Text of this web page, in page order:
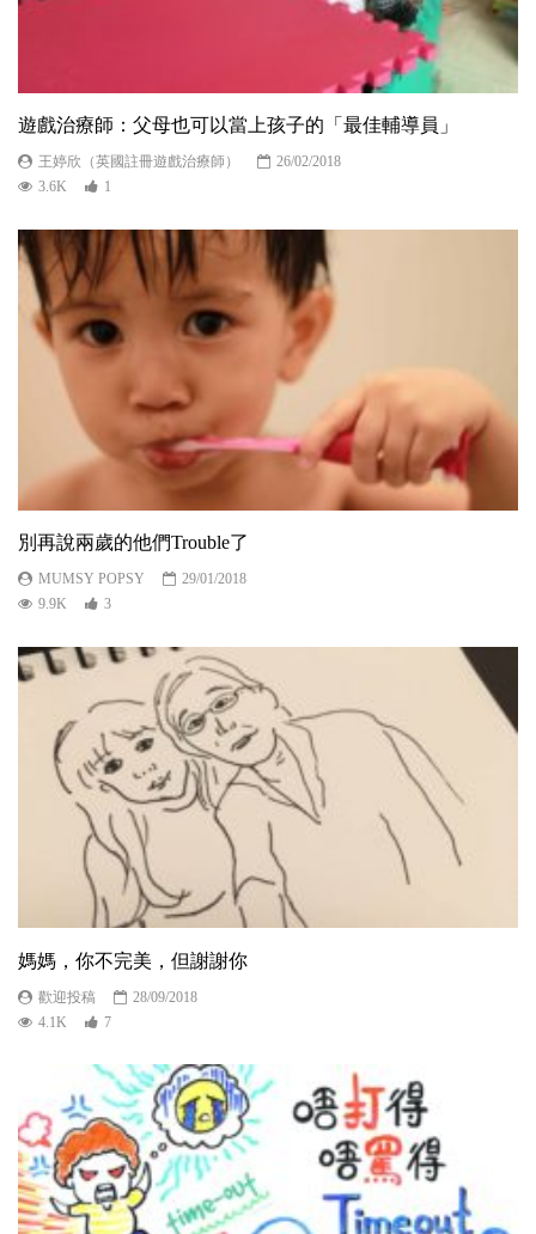
遊戲治療師：父母也可以當上孩子的「最佳輔導員」
王婷欣（英國註冊遊戲治療師）
26/02/2018
3.6K
1
別再說兩歲的他們Trouble了
MUMSY POPSY
29/01/2018
9.9K
3
媽媽，你不完美，但謝謝你
歡迎投稿
28/09/2018
4.1K
7